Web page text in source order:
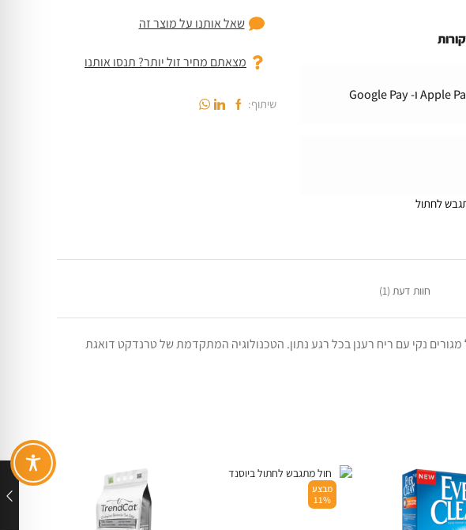
לחתול
שאל אותנו על מוצר זה
מצאתם מחיר זול יותר? תנסו אותנו
שיתוף:
חוות דעת (1)
נקי עם ריח רענן בכל רגע נתון. הטכנולוגיה המתקדמת של טרנדקט דואגת
מבצע
11%